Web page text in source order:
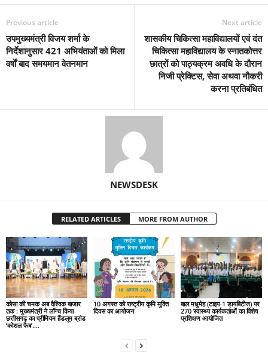
Previous article
उपमुख्यमंत्री विजय शर्मा के
निर्देशानुसार 421 अभियंताओं को मिला
वर्षों बाद समयमान वेतनमान
Next article
शासकीय चिकित्सा महाविद्यालयों एवं दंत
चिकित्सा महाविद्यालय के स्नातकोत्तर
छात्रों को पाठ्यक्रम अवधि के दौरान
निजी प्रेक्टिस, सेवा अथवा नौकरी
करना प्रतिबंधित
NEWSDESK
RELATED ARTICLES MORE FROM AUTHOR
कोसा की चमक अब वैश्विक बाजार
तक : मुख्यमंत्री ने लॉन्च किया
छत्तीसगढ़ का प्रीमियम हैंडलूम ब्रांड
‘कोशल फैब’….
10 अगस्त को राष्ट्रीय कृमि मुक्ति
दिवस का आयोजन
बाल मधुमेह (टाइप-1 डायबिटीज) पर
270 स्वास्थ्य कार्यकर्ताओं का विशेष
प्रशिक्षण आयोजित